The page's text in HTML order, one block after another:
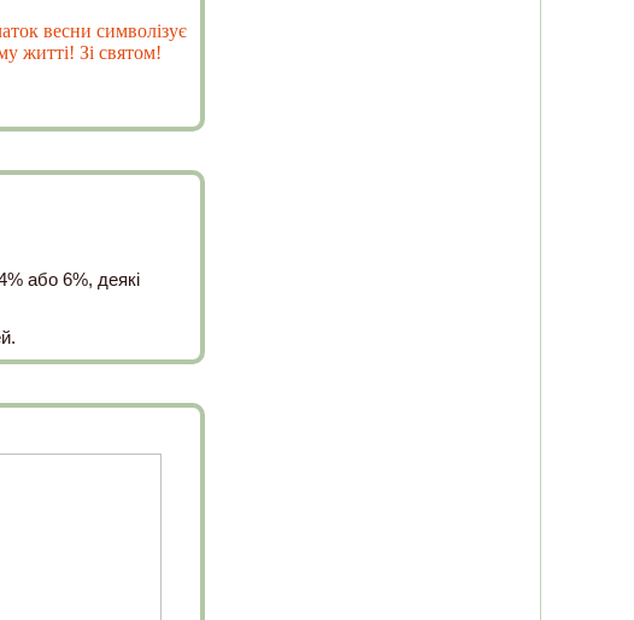
весни символізує
житті! Зі святом!
або 6%, деякі